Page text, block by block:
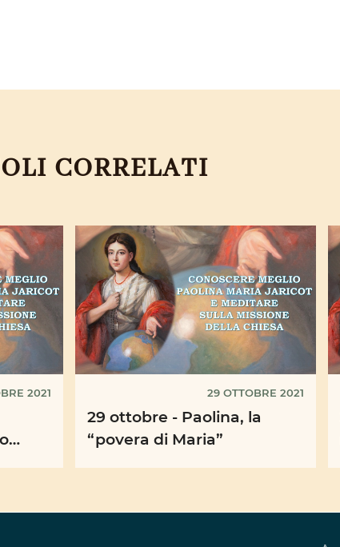
CORRELATI
2021 29 OTTOBRE 2021
29 ottobre - Paolina, la
“povera di Maria”